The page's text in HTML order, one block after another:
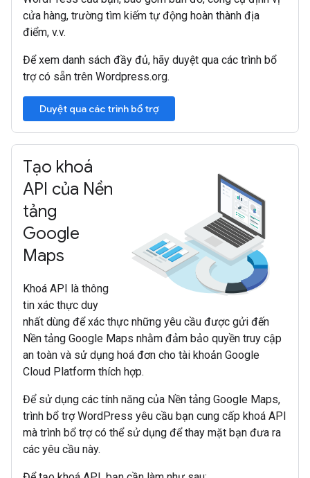
cửa hàng, trường tìm kiếm tự động hoàn thành địa
điểm, v.v.
Để xem danh sách đầy đủ, hãy duyệt qua các trình bổ
trợ có sẵn trên Wordpress.org.
Duyệt qua các trình bổ trợ
Tạo khoá
API của Nền
tảng
Google
Maps
Khoá API là thông
tin xác thực duy
nhất dùng để xác thực những yêu cầu được gửi đến
Nền tảng Google Maps nhằm đảm bảo quyền truy cập
an toàn và sử dụng hoá đơn cho tài khoản Google
Cloud Platform thích hợp.
Để sử dụng các tính năng của Nền tảng Google Maps,
trình bổ trợ WordPress yêu cầu bạn cung cấp khoá API
mà trình bổ trợ có thể sử dụng để thay mặt bạn đưa ra
các yêu cầu này.